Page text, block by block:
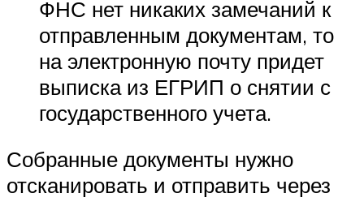
ФНС нет никаких замечаний к
отправленным документам, то
на электронную почту придет
выписка из ЕГРИП о снятии с
государственного учета.
Собранные документы нужно
отсканировать и отправить через